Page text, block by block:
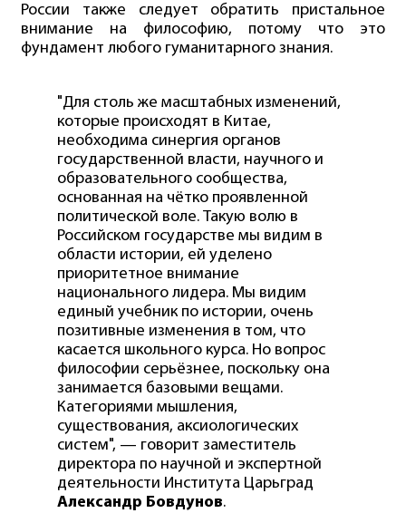
России также следует обратить пристальное
внимание на философию, потому что это
фундамент любого гуманитарного знания.
"Для столь же масштабных изменений,
которые происходят в Китае,
необходима синергия органов
государственной власти, научного и
образовательного сообщества,
основанная на чётко проявленной
политической воле. Такую волю в
Российском государстве мы видим в
области истории, ей уделено
приоритетное внимание
национального лидера. Мы видим
единый учебник по истории, очень
позитивные изменения в том, что
касается школьного курса. Но вопрос
философии серьёзнее, поскольку она
занимается базовыми вещами.
Категориями мышления,
существования, аксиологических
систем", — говорит заместитель
директора по научной и экспертной
деятельности Института Царьград
Александр Бовдунов.